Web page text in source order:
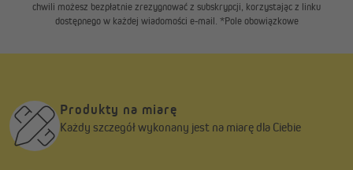
chwili możesz bezpłatnie zrezygnować z subskrypcji, korzystając z linku
dostępnego w każdej wiadomości e-mail. *Pole obowiązkowe
Produkty na miarę
Każdy szczegół wykonany jest na miarę dla Ciebie